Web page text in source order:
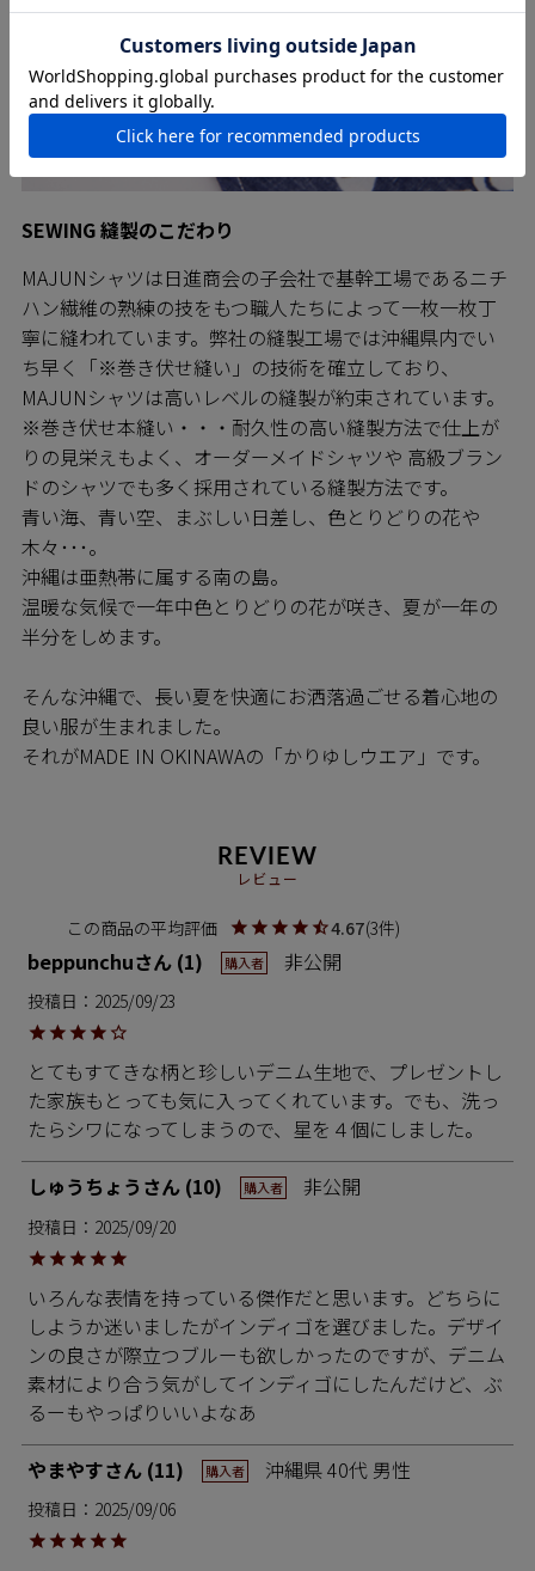
SEWING 縫製のこだわり
MAJUNシャツは日進商会の子会社で基幹工場であるニチ
ハン繊維の熟練の技をもつ職人たちによって一枚一枚丁
寧に縫われています。弊社の縫製工場では沖縄県内でい
ち早く「※巻き伏せ縫い」の技術を確立しており、
MAJUNシャツは高いレベルの縫製が約束されています。
※巻き伏せ本縫い・・・耐久性の高い縫製方法で仕上が
りの見栄えもよく、オーダーメイドシャツや 高級ブラン
ドのシャツでも多く採用されている縫製方法です。
青い海、青い空、まぶしい日差し、色とりどりの花や
木々･･･。
沖縄は亜熱帯に属する南の島。
温暖な気候で一年中色とりどりの花が咲き、夏が一年の
半分をしめます。
そんな沖縄で、長い夏を快適にお洒落過ごせる着心地の
良い服が生まれました。
それがMADE IN OKINAWAの「かりゆしウエア」です。
REVIEW
レビュー
4.67 3
beppunchu 1 購入者 非公開
投稿日 2025/09/23
とてもすてきな柄と珍しいデニム生地で、プレゼントし
た家族もとっても気に入ってくれています。でも、洗っ
たらシワになってしまうので、星を４個にしました。
しゅうちょう 10 購入者 非公開
投稿日 2025/09/20
いろんな表情を持っている傑作だと思います。どちらに
しようか迷いましたがインディゴを選びました。デザイ
ンの良さが際立つブルーも欲しかったのですが、デニム
素材により合う気がしてインディゴにしたんだけど、ぶ
るーもやっぱりいいよなあ
やまやす 11 購入者 沖縄県40代 男性
投稿日 2025/09/06